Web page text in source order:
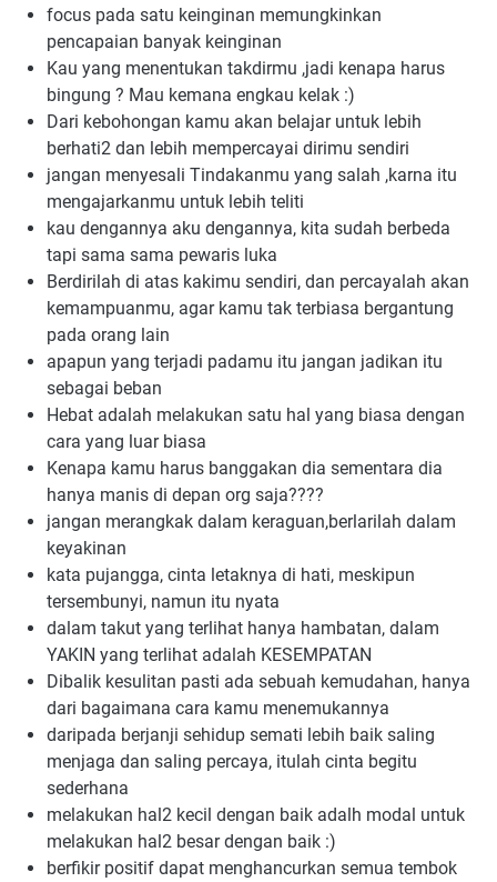
focus pada satu keinginan memungkinkan
pencapaian banyak keinginan
Kau yang menentukan takdirmu ,jadi kenapa harus
bingung ? Mau kemana engkau kelak :)
Dari kebohongan kamu akan belajar untuk lebih
berhati2 dan lebih mempercayai dirimu sendiri
jangan menyesali Tindakanmu yang salah ,karna itu
mengajarkanmu untuk lebih teliti
kau dengannya aku dengannya, kita sudah berbeda
tapi sama sama pewaris luka
Berdirilah di atas kakimu sendiri, dan percayalah akan
kemampuanmu, agar kamu tak terbiasa bergantung
pada orang lain
apapun yang terjadi padamu itu jangan jadikan itu
sebagai beban
Hebat adalah melakukan satu hal yang biasa dengan
cara yang luar biasa
Kenapa kamu harus banggakan dia sementara dia
hanya manis di depan org saja????
jangan merangkak dalam keraguan,berlarilah dalam
keyakinan
kata pujangga, cinta letaknya di hati, meskipun
tersembunyi, namun itu nyata
dalam takut yang terlihat hanya hambatan, dalam
YAKIN yang terlihat adalah KESEMPATAN
Dibalik kesulitan pasti ada sebuah kemudahan, hanya
dari bagaimana cara kamu menemukannya
daripada berjanji sehidup semati lebih baik saling
menjaga dan saling percaya, itulah cinta begitu
sederhana
melakukan hal2 kecil dengan baik adalh modal untuk
melakukan hal2 besar dengan baik :)
berfikir positif dapat menghancurkan semua tembok